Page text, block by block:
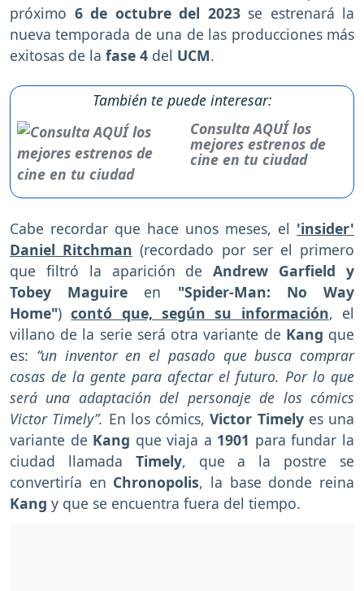
próximo 6 de octubre del 2023se estrenará la
nueva temporada de una de las producciones más
exitosas de la fase 4 del UCM.
También te puede interesar:
Consulta AQUÍ los
mejores estrenos de
cine en tu ciudad
Cabe recordar que hace unos meses, el 'insider'
Daniel Ritchman (recordado por ser el primero
que filtró la aparición deAndrew Garfield y
Tobey Maguire en "Spider-Man: No Way
Home")contó que, según su información, el
villano de la serie será otra variante de Kang que
es: “un inventor en el pasado que busca comprar
cosas de la gente para afectar el futuro. Por lo que
será una adaptación del personaje de los cómics
Victor Timely”. En los cómics,Victor Timelyes una
variante de Kang que viaja a 1901 para fundar la
ciudad llamada Timely, que a la postre se
convertiría en Chronopolis, la base donde reina
Kang y que se encuentra fuera del tiempo.